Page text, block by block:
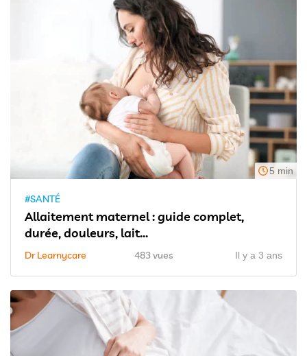
5 min
#SANTÉ
Allaitement maternel : guide complet,
durée, douleurs, lait...
Dr Learnycare 483 vues Il y a 3 ans